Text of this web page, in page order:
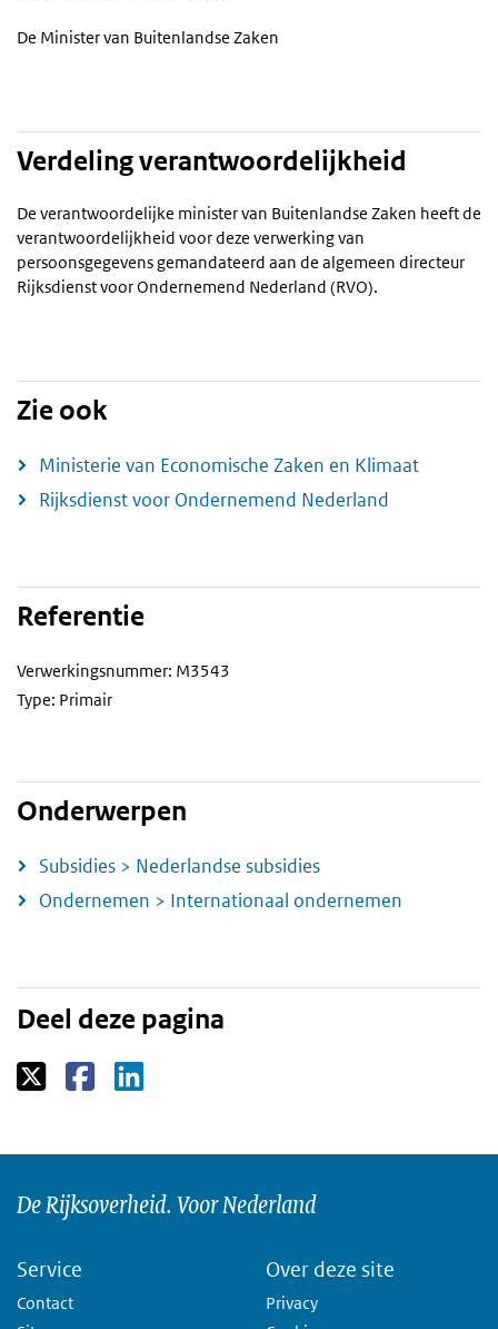
De Minister van Buitenlandse Zaken
Verdeling verantwoordelijkheid
De verantwoordelijke minister van Buitenlandse Zaken heeft de
verantwoordelijkheid voor deze verwerking van
persoonsgegevens gemandateerd aan de algemeen directeur
Rijksdienst voor Ondernemend Nederland (RVO).
Zie ook
Ministerie van Economische Zaken en Klimaat
Rijksdienst voor Ondernemend Nederland
Referentie
Verwerkingsnummer: M3543
Type: Primair
Onderwerpen
Subsidies > Nederlandse subsidies
Ondernemen > Internationaal ondernemen
Deel deze pagina
De Rijksoverheid. Voor Nederland
Service
Contact
Over deze site
Privacy